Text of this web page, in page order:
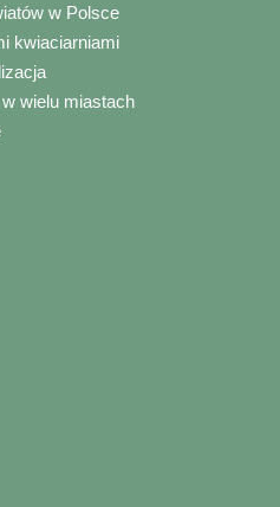
w Polsce
kwiaciarniami
wielu miastach